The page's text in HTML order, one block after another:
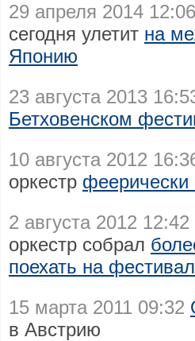
29 апреля 2014 12:06
сегодня улетит на
Японию
23 августа 2013
Бетховенском
10 августа 2012
оркестр феерически
2 августа 2012 12:42
оркестр собрал
поехать на
15 марта 2011 09:32
в Австрию